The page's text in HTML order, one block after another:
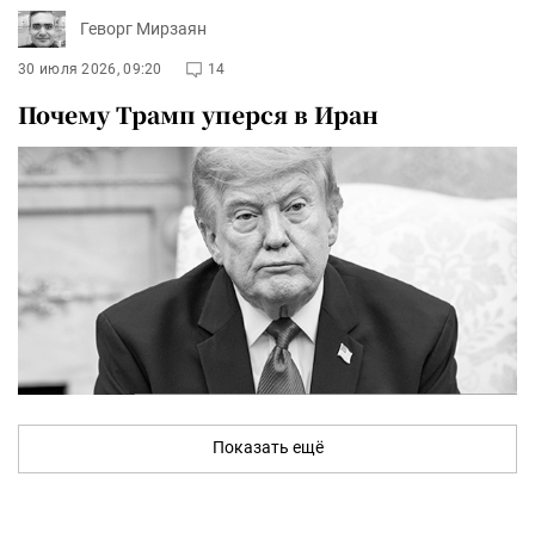
Геворг Мирзаян
30 июля 2026, 09:20 14
Почему Трамп уперся в Иран
Показать ещё